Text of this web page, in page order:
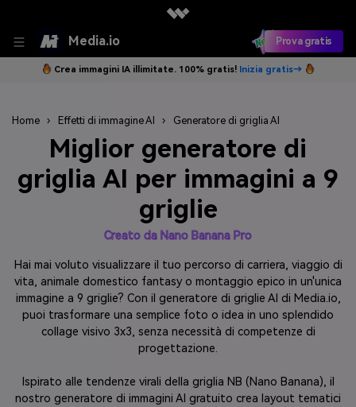
Media.io Prova gratis
Crea immagini IA illimitate. 100% gratis! Inizia gratis→
Home › Effetti di immagine AI › Generatore di griglia AI
Miglior generatore di
griglia AI per immagini a 9
griglie
Creato da Nano Banana Pro
Hai mai voluto visualizzare il tuo percorso di carriera, viaggio di
vita, animale domestico fantasy o montaggio epico in un'unica
immagine a 9 griglie? Con il generatore di griglie AI di Media.io,
puoi trasformare una semplice foto o idea in uno splendido
collage visivo 3x3, senza necessità di competenze di
progettazione.
Ispirato alle tendenze virali della griglia NB (Nano Banana), il
nostro generatore di immagini AI gratuito crea layout tematici